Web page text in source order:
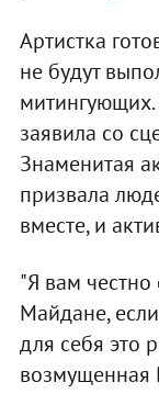
Артистка
не будут
заявила со
Знаменитая
призвала
вместе, и
"Я вам честно
Майдане,
для себя это
возмущенная